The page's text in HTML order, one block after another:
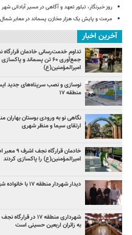
روز خبرنگار، تبلور تعهد و آگاهی در مسیر آبادانی شهر
مرمت و پایش یک هزار مخازن پسماند در معابر
آخرین اخبار
جمع‌آوری ۶۰ تن پسماند و
امیرالمؤمنین(ع)
نوسازی و نصب سرپناه‌های جدید
منطقه ۱۷
ارتقای سیما و منظر شهری
خادمان
امیرالمؤمنین(ع) را پاکسازی کردند
دیدار شهردار منطقه ۱۷ با خانواده شهید والامقام رضا کریمی نژاد
شهرداری منطقه ۱۷
به زائران اربعین حسینی است